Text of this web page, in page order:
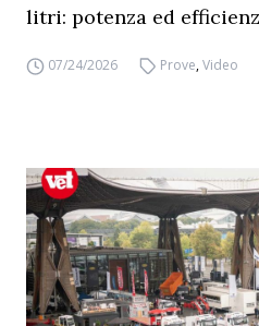
litri: potenza ed
07/24/2026 Prove,Video